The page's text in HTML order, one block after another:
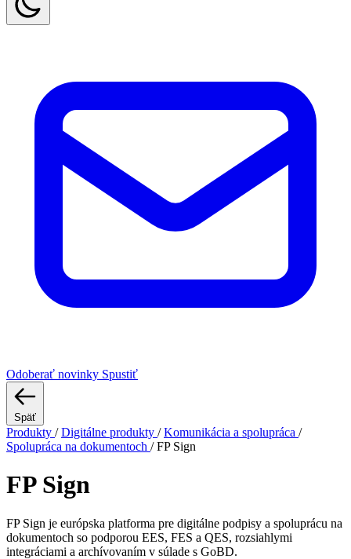
Odoberať novinky Spustiť
Späť
Produkty / Digitálne produkty / Komunikácia a spolupráca /
Spolupráca na dokumentoch / FP Sign
FP Sign
FP Sign je európska platforma pre digitálne podpisy a spoluprácu na
dokumentoch so podporou EES, FES a QES, rozsiahlymi
integráciami a archívovaním v súlade s GoBD.